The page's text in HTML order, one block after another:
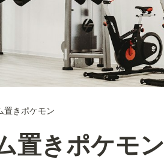
置きポケモン
置きポケモン